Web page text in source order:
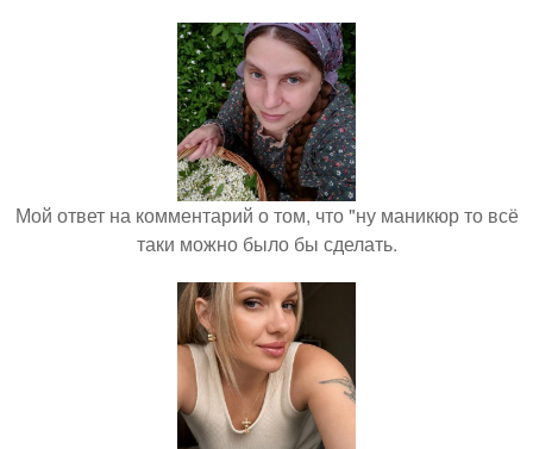
Мой ответ на комментарий о том, что "ну маникюр то всё
таки можно было бы сделать.